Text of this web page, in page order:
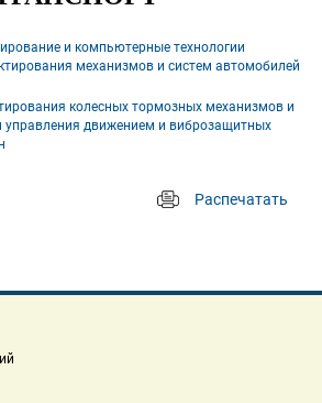
и компьютерные технологии
механизмов и систем автомобилей
колесных тормозных механизмов и
управления движением и виброзащитных
Распечатать